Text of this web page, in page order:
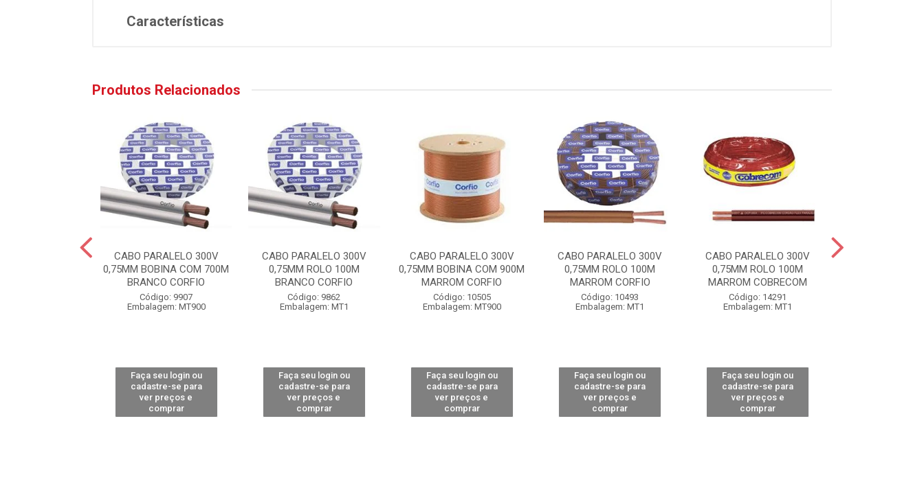
Características
Produtos Relacionados
CABO PARALELO 300V
0,75MM BOBINA COM 700M
BRANCO CORFIO
Código: 9907
Embalagem: MT900
Faça seu login ou
cadastre-se para
ver preços e
comprar
CABO PARALELO 300V
0,75MM ROLO 100M
BRANCO CORFIO
Código: 9862
Embalagem: MT1
Faça seu login ou
cadastre-se para
ver preços e
comprar
CABO PARALELO 300V
0,75MM BOBINA COM 900M
MARROM CORFIO
Código: 10505
Embalagem: MT900
Faça seu login ou
cadastre-se para
ver preços e
comprar
CABO PARALELO 300V
0,75MM ROLO 100M
MARROM CORFIO
Código: 10493
Embalagem: MT1
Faça seu login ou
cadastre-se para
ver preços e
comprar
CABO PARALELO 300V
0,75MM ROLO 100M
MARROM COBRECOM
Código: 14291
Embalagem: MT1
Faça seu login ou
cadastre-se para
ver preços e
comprar